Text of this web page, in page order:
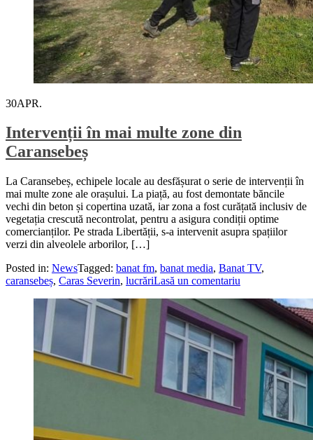
30APR.
Intervenții în mai multe zone din
Caransebeș
La Caransebeș, echipele locale au desfășurat o serie de intervenții în
mai multe zone ale orașului. La piață, au fost demontate băncile
vechi din beton și copertina uzată, iar zona a fost curățată inclusiv de
vegetația crescută necontrolat, pentru a asigura condiții optime
comercianților. Pe strada Libertății, s-a intervenit asupra spațiilor
verzi din alveolele arborilor, […]
Posted in: NewsTagged: banat fm, banat media, Banat TV,
caransebeș, Caras Severin, lucrăriLasă un comentariu